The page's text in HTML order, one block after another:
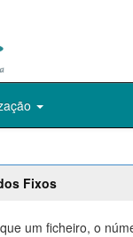
Fixos
um ficheiro, o